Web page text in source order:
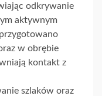
odkrywanie
aktywnym
w obrębie
kontakt z
szlaków oraz